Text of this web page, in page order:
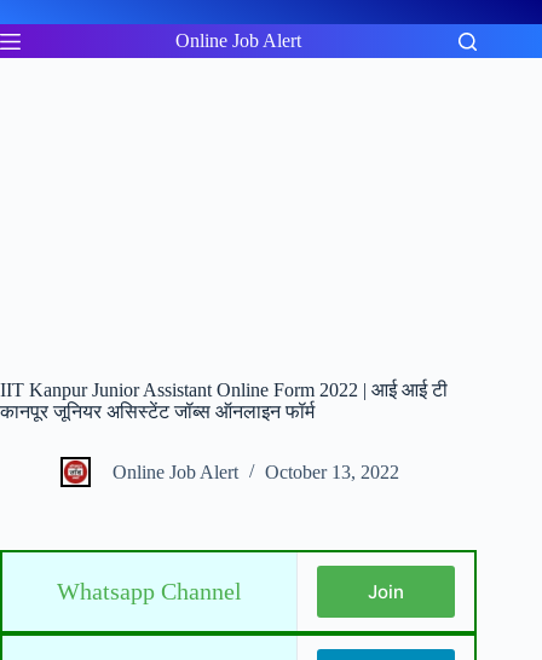
to
content
Online Job Alert
IIT Kanpur Junior Assistant Online Form 2022 | आई आई टी
कानपूर जूनियर असिस्टेंट जॉब्स ऑनलाइन फॉर्म
Online Job Alert October 13, 2022
Whatsapp Channel Join